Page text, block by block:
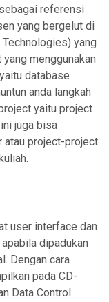
referensi
yang bergelut di
yang
menggunakan
database
anda langkah
yaitu project
juga bisa
atau project-project
user interface dan
dipadukan
Dengan cara
pada CD-
Data Control